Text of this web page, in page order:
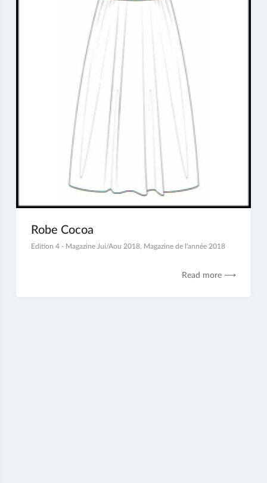
Robe Cocoa
27
Edition 4 - Magazine Jui/Aou 2018, Magazine de l'année 2018
Read more ⟶